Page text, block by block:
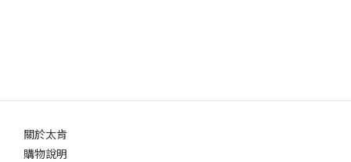
關於太肯
購物說明